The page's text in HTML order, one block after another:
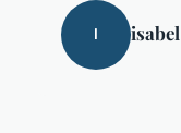
I isabel